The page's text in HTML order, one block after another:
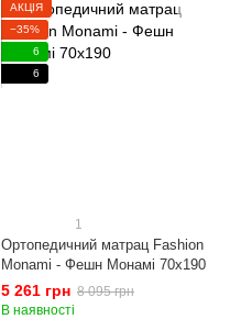
АКЦІЯ
−35%
6
6
1
Ортопедичний матрац Fashion
Monami - Фешн Монамі 70x190
5 261 грн 8 095 грн
В наявності